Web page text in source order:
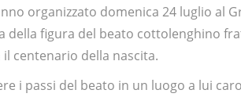
organizzato domenica 24 luglio al
della figura del beato cottolenghino
il centenario della nascita.
i passi del beato in un luogo a lui